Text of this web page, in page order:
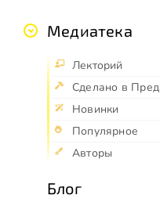
Медиатека
Лекторий
Сделано в
Новинки
Популярное
Авторы
Блог